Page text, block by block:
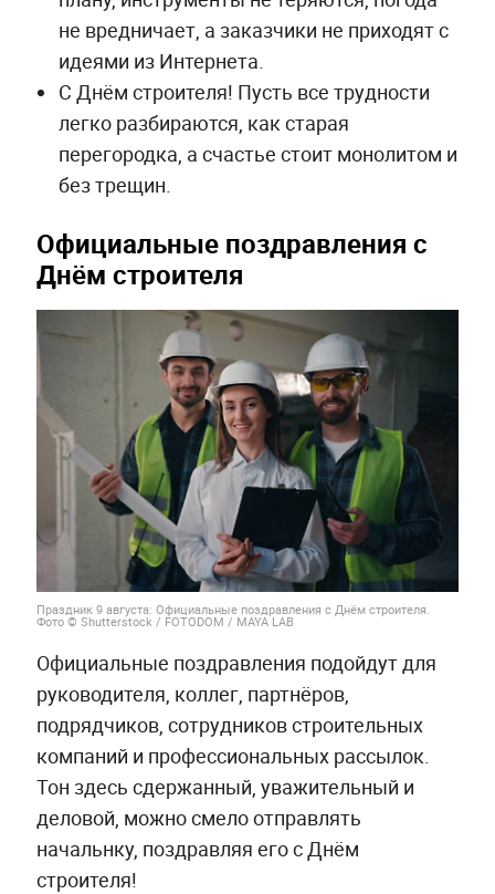
не вредничает, а заказчики не приходят с
идеями из Интернета.
С Днём строителя! Пусть все трудности
легко разбираются, как старая
перегородка, а счастье стоит монолитом и
без трещин.
Официальные поздравления с
Днём строителя
Праздник 9 августа: Официальные поздравления с Днём строителя.
Фото © Shutterstock / FOTODOM / MAYA LAB
Официальные поздравления подойдут для
руководителя, коллег, партнёров,
подрядчиков, сотрудников строительных
компаний и профессиональных рассылок.
Тон здесь сдержанный, уважительный и
деловой, можно смело отправлять
начальнку, поздравляя его с Днём
строителя!